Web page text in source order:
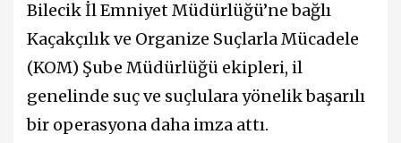
Bilecik İl Emniyet Müdürlüğü’ne bağlı
Kaçakçılık ve Organize Suçlarla Mücadele
(KOM) Şube Müdürlüğü ekipleri, il
genelinde suç ve suçlulara yönelik başarılı
bir operasyona daha imza attı.